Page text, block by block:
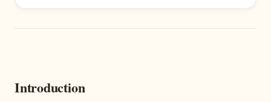
Introduction